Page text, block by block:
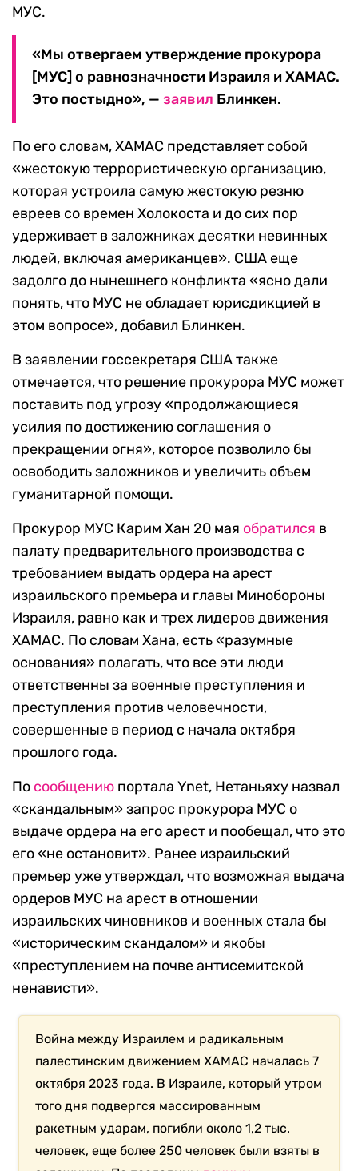
МУС.
«Мы отвергаем утверждение прокурора
[МУС] о равнозначности Израиля и ХАМАС.
Это постыдно», — заявил Блинкен.
По его словам, ХАМАС представляет собой
«жестокую террористическую организацию,
которая устроила самую жестокую резню
евреев со времен Холокоста и до сих пор
удерживает в заложниках десятки невинных
людей, включая американцев». США еще
задолго до нынешнего конфликта «ясно дали
понять, что МУС не обладает юрисдикцией в
этом вопросе», добавил Блинкен.
В заявлении госсекретаря США также
отмечается, что решение прокурора МУС может
поставить под угрозу «продолжающиеся
усилия по достижению соглашения о
прекращении огня», которое позволило бы
освободить заложников и увеличить объем
гуманитарной помощи.
Прокурор МУС Карим Хан 20 мая обратился в
палату предварительного производства с
требованием выдать ордера на арест
израильского премьера и главы Минобороны
Израиля, равно как и трех лидеров движения
ХАМАС. По словам Хана, есть «разумные
основания» полагать, что все эти люди
ответственны за военные преступления и
преступления против человечности,
совершенные в период с начала октября
прошлого года.
По сообщению портала Ynet, Нетаньяху назвал
«скандальным» запрос прокурора МУС о
выдаче ордера на его арест и пообещал, что это
его «не остановит». Ранее израильский
премьер уже утверждал, что возможная выдача
ордеров МУС на арест в отношении
израильских чиновников и военных стала бы
«историческим скандалом» и якобы
«преступлением на почве антисемитской
ненависти».
Война между Израилем и радикальным
палестинским движением ХАМАС началась 7
октября 2023 года. В Израиле, который утром
того дня подвергся массированным
ракетным ударам, погибли около 1,2 тыс.
человек, еще более 250 человек были взяты в